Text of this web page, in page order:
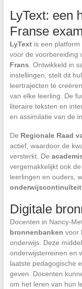
LyText: een
Franse
LyTextis een platform
voor de voorbereiding
Frans . Ontwikkeld in
instellingen, stelt dit
leertrajecten te
van elke leerling. De
literaire teksten en
en assimilatie van de
De Regionale Raad
actief, waardoor de
versterkt. De
vergemakkelijkt ook
leerlingen en ouders,
onderwijscontinuïteit.
Digitale
Docenten in Nancy-
bronnenbanken voor
onderwijs. Deze
onderwijsterreinen en
laatste pedagogische
geven. Docenten
om het leren van hun